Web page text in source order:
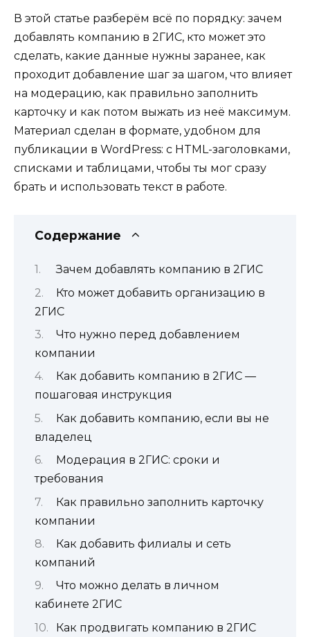
В этой статье разберём всё по порядку: зачем
добавлять компанию в 2ГИС, кто может это
сделать, какие данные нужны заранее, как
проходит добавление шаг за шагом, что влияет
на модерацию, как правильно заполнить
карточку и как потом выжать из неё максимум.
Материал сделан в формате, удобном для
публикации в WordPress: с HTML-заголовками,
списками и таблицами, чтобы ты мог сразу
брать и использовать текст в работе.
Содержание
Зачем добавлять компанию в 2ГИС
Кто может добавить организацию в
2ГИС
Что нужно перед добавлением
компании
Как добавить компанию в 2ГИС —
пошаговая инструкция
Как добавить компанию, если вы не
владелец
Модерация в 2ГИС: сроки и
требования
Как правильно заполнить карточку
компании
Как добавить филиалы и сеть
компаний
Что можно делать в личном
кабинете 2ГИС
Как продвигать компанию в 2ГИС